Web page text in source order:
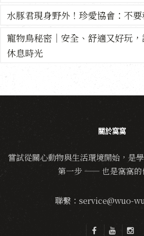
水豚君現身野外！珍愛協會：不
寵物鳥秘密｜安全、舒適又好玩
休息時光
關於窩窩
嘗試從關心動物與生活環境開始，是
第一步 —— 也是窩窩的
聯繫：service@wuo-